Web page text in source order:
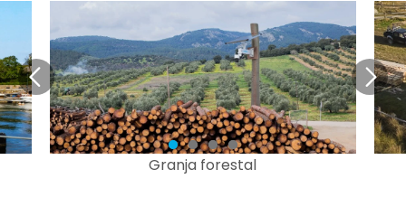
Granja forestal